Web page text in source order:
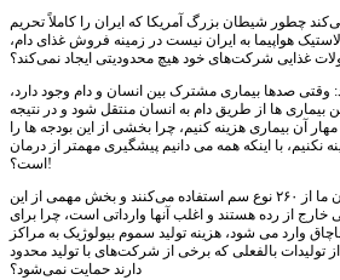
چطور شیطان بزرگ آمریکا که ایران را کاملاً تحریم
هواپیما به ایران نیست در زمینه فروش غذای دام،
غذایی شرکت‌های خود هیچ محدودیتی ایجاد نمی‌کند؟
وقتی صدها بیماری مشترک بین انسان و دام وجود دارد،
بیماری ها از طریق دام به انسان منتقل شود و در نتیجه
آن بیماری هزینه کنیم، چرا بخشی از این بودجه ها را
نکنیم، با اینکه همه می دانیم پیشگیری مهمتر از درمان
است؟!
وی گفت: یا وقتی کشاورزان ما از ۲۶۰ نوع سم استفاده می‌کنند و بخش مهمی از این
خارج از رده هستند و اغلب آنها وارداتی است، چرا برای
وارد می شود، هزینه تولید سموم بیولوژیک به مراکز
تولیدات بالفعلی که برخی از شرکت‌های با تولید محدود
دارند حمایت نمی‌شود؟